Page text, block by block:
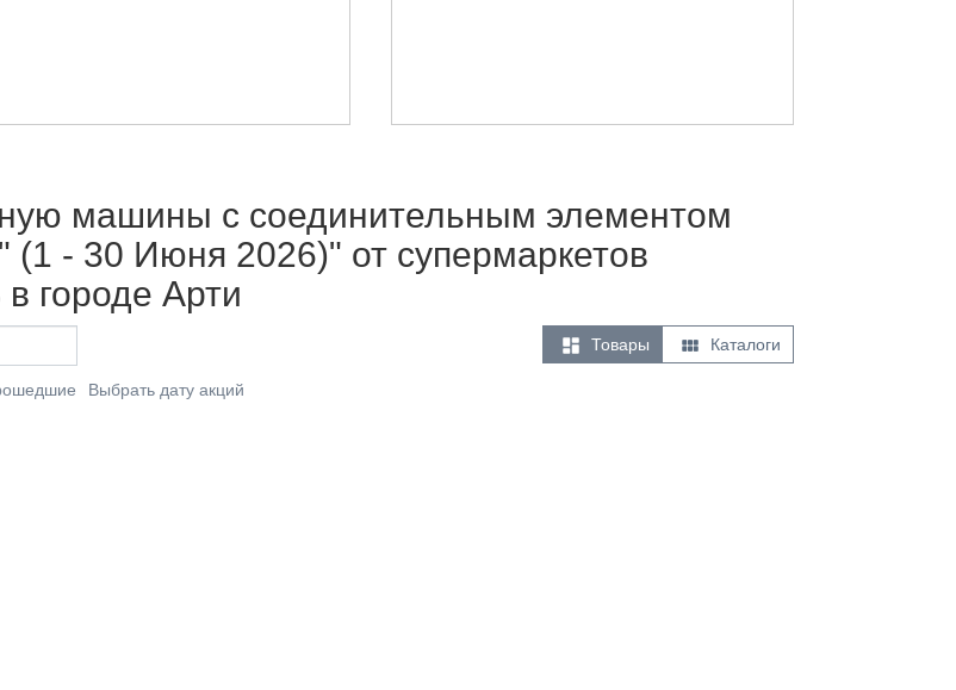
машины с соединительным элементом
(1 - 30 Июня 2026)" от супермаркетов
городе Арти
 Товары  Каталоги
Выбрать дату акций